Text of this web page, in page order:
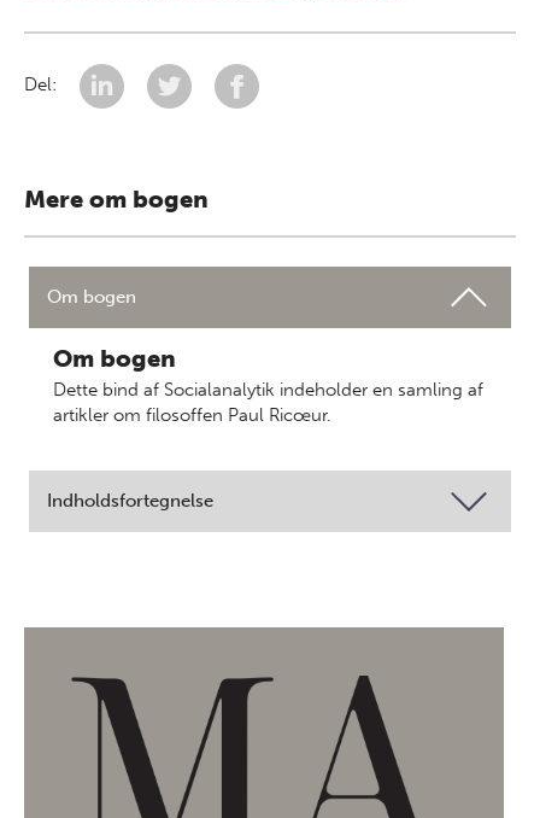
Del:
Mere om bogen
Om bogen
Om bogen
Dette bind af Socialanalytik indeholder en samling af
artikler om filosoffen Paul Ricœur.
Indholdsfortegnelse